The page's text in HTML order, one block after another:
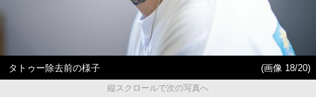
タトゥー除去前の様子
(画像 18/20)
縦スクロールで次の写真へ